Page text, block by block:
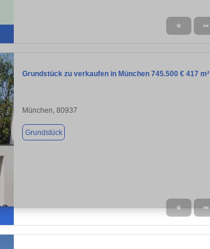
★ ➦
Grundstück zu verkaufen in München 745.500 € 417 m²
München, 80937
Grundstück
★ ➦